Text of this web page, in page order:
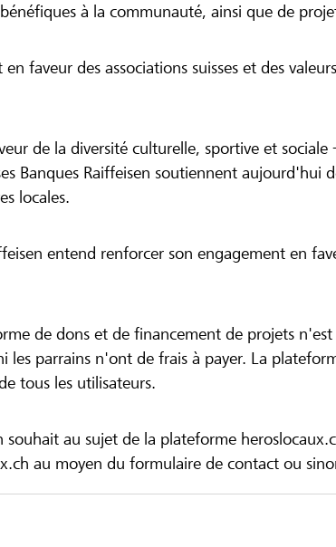
à la communauté, ainsi que de
faveur des associations suisses et des
de la diversité culturelle, sportive et sociale
Banques Raiffeisen soutiennent aujourd'hui
locales.
entend renforcer son engagement en
de dons et de financement de projets
les parrains n'ont de frais à payer. La
tous les utilisateurs.
souhait au sujet de la plateforme
au moyen du formulaire de contact ou